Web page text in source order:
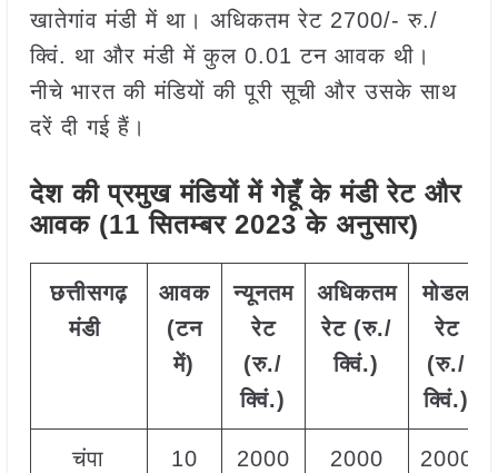
खातेगांव मंडी में था। अधिकतम रेट 2700/- रु./
क्विं. था और मंडी में कुल 0.01 टन आवक थी।
नीचे भारत की मंडियों की पूरी सूची और उसके साथ
दरें दी गई हैं।
देश की प्रमुख मंडियों में गेहूँ के मंडी रेट और
आवक (11 सितम्बर 2023 के अनुसार)
छत्तीसगढ़
मंडी
आवक
(टन
में)
न्यूनतम
रेट
(रु./
क्विं.)
अधिकतम
रेट (रु./
क्विं.)
मोडल
रेट
(रु./
क्विं.)
चंपा 10 2000 2000 2000